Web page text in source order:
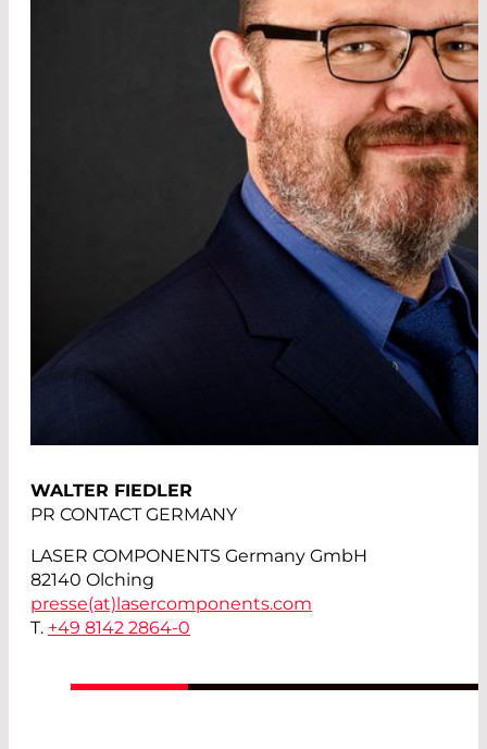
WALTER FIEDLER
PR CONTACT GERMANY
LASER COMPONENTS Germany GmbH
82140 Olching
presse(at)lasercomponents.com
T. +49 8142 2864-0